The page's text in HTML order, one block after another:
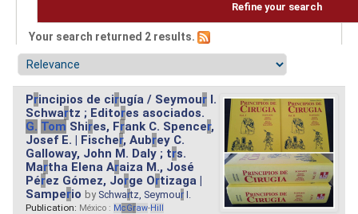
Refine your search
Your search returned 2 results.
Principios de cirugía / Seymour I.
Schwartz ; Editores asociados.
G. Tom Shires, Frank C. Spencer,
Josef E. | Fischer, Aubrey C.
Galloway, John M. Daly ; trs.
Martha Elena Araiza M., José
Pérez Gómez, Jorge Ortizaga |
Samperio by Schwartz, Seymour I.
Publication: México : McGraw-Hill